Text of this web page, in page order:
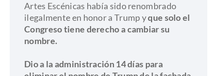
Artes Escénicas había sido renombrado
ilegalmente en honor a Trump yque solo el
Congreso tiene derecho a cambiar su
nombre.
Dio a la administración 14 días para